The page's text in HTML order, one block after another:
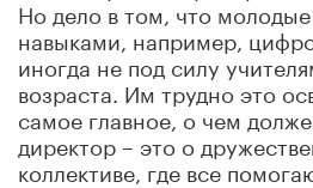
Но дело в том, что
навыками, например,
иногда не под силу
возраста. Им трудно это
самое главное, о чем
директор – это о
коллективе, где все